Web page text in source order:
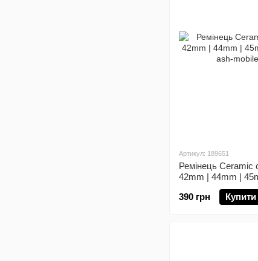
Артикул: 189651
Ремінець Ceramic
42mm | 44mm |
390 грн
Купити